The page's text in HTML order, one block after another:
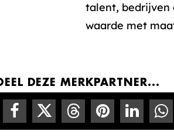
talent, bedrijven
waarde met
DEZE MERKPARTNER...